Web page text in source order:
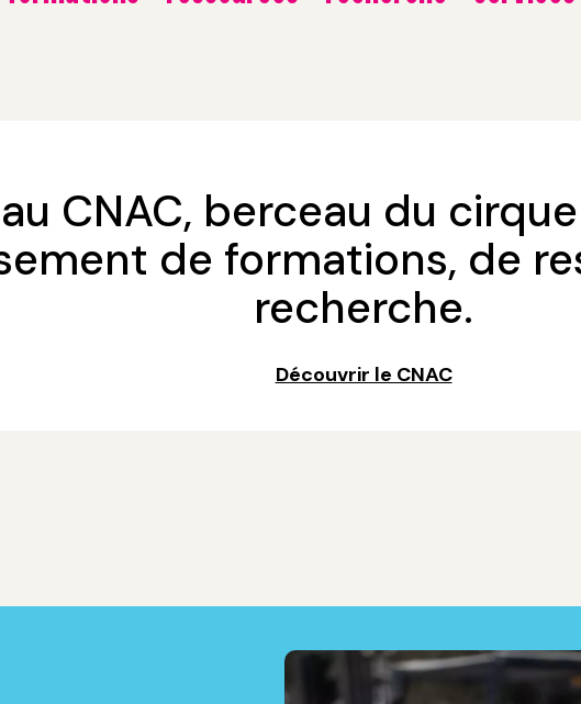
CNAC, berceau du
de formations, de
recherche.
Découvrir le CNAC